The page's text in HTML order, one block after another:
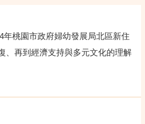
桃園市政府婦幼發展局北區新住
、再到經濟支持與多元文化的理解